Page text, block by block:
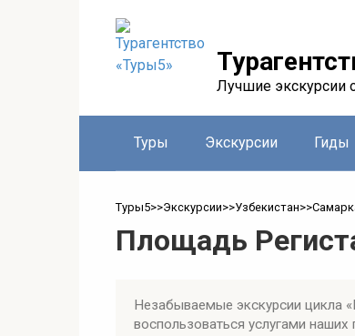
Лучшие экскурсии
Туры Экскурсии Гиды
Туры5>>Экскурсии>>Узбекистан>>
Площадь
Незабываемые экскурсии цикла
воспользоваться услугами